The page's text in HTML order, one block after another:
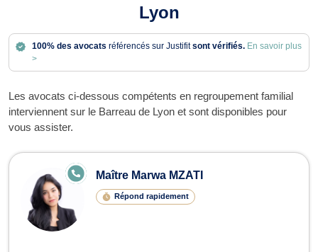
Lyon
100% des avocats référencés sur Justifitsont vérifiés. En savoir plus
>
Les avocats ci-dessous compétents en regroupement familial
interviennent sur le Barreau de Lyon et sont disponibles pour
vous assister.
Avocats en regroupement familial à
Maître Marwa MZATI
Répond rapidement
E
N
N
E